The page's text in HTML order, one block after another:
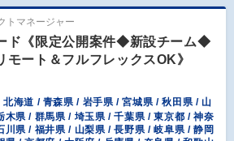
トマネージャー
ド《限定公開案件◆新設チーム◆
モート＆フルフレックスOK》
北海道 / 青森県 / 岩手県 / 宮城県 / 秋田県 / 山
木県 / 群馬県 / 埼玉県 / 千葉県 / 東京都 / 神奈
川県 / 福井県 / 山梨県 / 長野県 / 岐阜県 / 静岡